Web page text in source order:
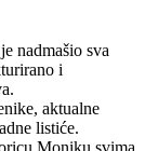
nadmašio sva
i
aktualne
listiće.
Moniku svima